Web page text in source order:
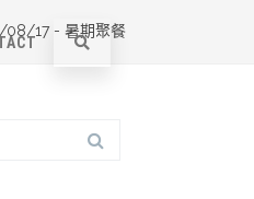
08/17 - 暑期聚餐